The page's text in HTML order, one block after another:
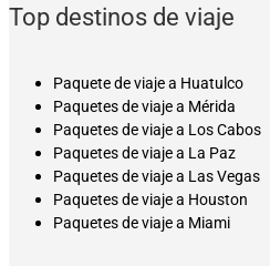
Top destinos de viaje
Paquete de viaje a Huatulco
Paquetes de viaje a Mérida
Paquetes de viaje a Los Cabos
Paquetes de viaje a La Paz
Paquetes de viaje a Las Vegas
Paquetes de viaje a Houston
Paquetes de viaje a Miami